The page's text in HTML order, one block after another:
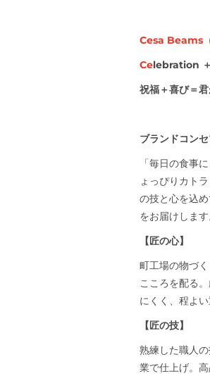
Cesa Beams
Celebration ＋
祝福＋喜び＝君
ブランドコンセ
「毎日の食事
ょっぴりカト
の技と心を込
をお届けします
【匠の心】
町工場の物づ
こころを配る
にくく、程よ
【匠の技】
熟練した職人
業で仕上げ。